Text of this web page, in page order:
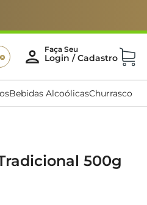
Bebidas AlcoólicasChurrasco
500g